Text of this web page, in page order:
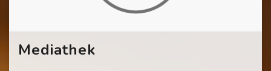
Mediathek